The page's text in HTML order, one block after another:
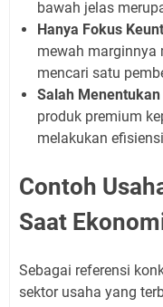
bawah jelas
Hanya Fokus
mewah marginnya
mencari satu
Salah
produk premium
melakukan
Contoh
Saat
Sebagai referensi
sektor usaha yang